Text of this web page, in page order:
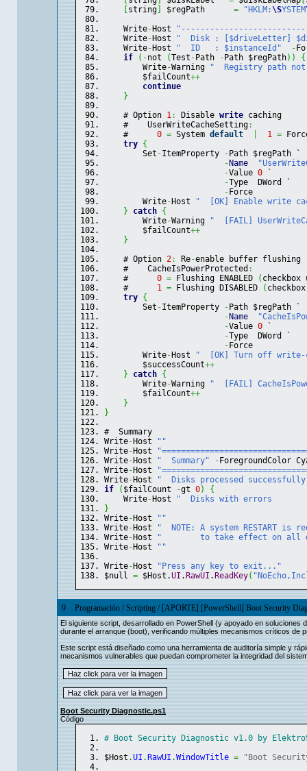
string $regPath = "HKLM:\SYSTEM
Write- Host
Write- Host
"  Disk : [$driveLetter]
Write- Host "  ID   : $instanceId" -
if
( -not (Test - Path - Path $regPath) )
{
Write-Warning
"  Registry path
$failCount++
continue
}
# Option 1: Disable write caching
#    UserWriteCacheSetting:
# 0 = System default 1 =
try {
Set -ItemProperty - Path $regPath `
- Name
-Value 0 `
-Type  DWord `
- Force
Write- Host
"  [OK] Enable write
}
catch {
Write-Warning
"  [FAIL]
$failCount++
}
# Option 2: Re-enable buffer flushing
#    CacheIsPowerProtected :
# 0 = Flushing ENABLED ( checkbox
# 1 = Flushing DISABLED (
try {
Set -ItemProperty - Path $regPath `
- Name
-Value 0 `
-Type  DWord `
- Force
Write- Host
"  [OK] Turn off write-
$successCount++
}
catch {
Write-Warning
"  [FAIL]
$failCount++
}
}
#  Summary
Write- Host
""
Write- Host
Write- Host "  Summary" - ForegroundColor
Write- Host
Write- Host
"  Disks processed
if
( $failCount -gt 0)
{
Write- Host
"  Disks with errors
}
Write- Host
""
Write- Host
"  NOTE: A system RESTART is
Write- Host
"        to take effect on all
Write- Host
""
Write- Host
"Press any key to exit..."
$null = $Host.UI . RawUI . ReadKey(
9 Programación /Scripting / [APORTE] [PowerShell] Boot Security
El siguiente script, desarrollado en PowerShell (y apoyado en
durante el arranque (boot), verificando múltiples mecanismos críticos
Este script está diseñado como una herramienta de auditoría simple y
mecanismos vulnerables que puedan comprometer la integridad del
Boot Security Diagnostic.ps1
Código
# Boot Security Diagnostic v1.0 by
$Host .UI . RawUI .WindowTitle =
"Boot